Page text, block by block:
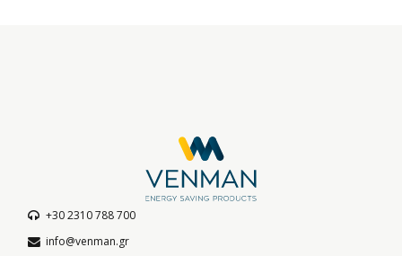
+30 2310 788 700
info@venman.gr